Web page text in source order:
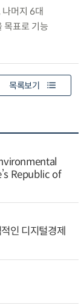
머지 6대
목표로 기능
목록보기
Republic of
인 디지털경제